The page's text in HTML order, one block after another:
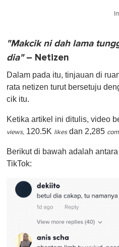
"Makcik ni dah lama
dia"– Netizen
Dalam pada itu, tinjauan di
rata netizen turut bersetuju
cik itu.
Ketika artikel ini ditulis, video
views, 120.5K likesdan 2,285
Berikut di bawah adalah
TikTok: